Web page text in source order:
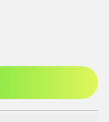
dig som medlem